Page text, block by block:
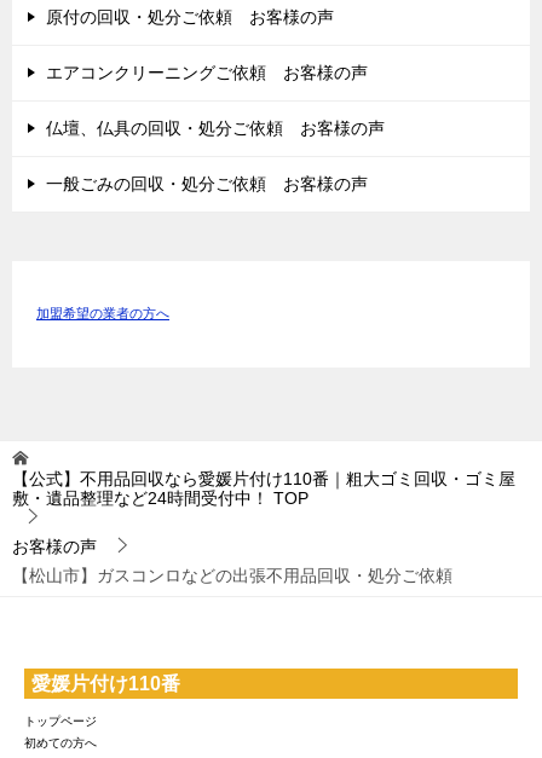
原付の回収・処分ご依頼 お客様の声
エアコンクリーニングご依頼 お客様の声
仏壇、仏具の回収・処分ご依頼 お客様の声
一般ごみの回収・処分ご依頼 お客様の声
加盟希望の業者の方へ
【公式】不用品回収なら愛媛片付け110番｜粗大ゴミ回収・ゴミ屋
敷・遺品整理など24時間受付中！
TOP
お客様の声
【松山市】ガスコンロなどの出張不用品回収・処分ご依頼
愛媛片付け110番
トップページ
初めての方へ